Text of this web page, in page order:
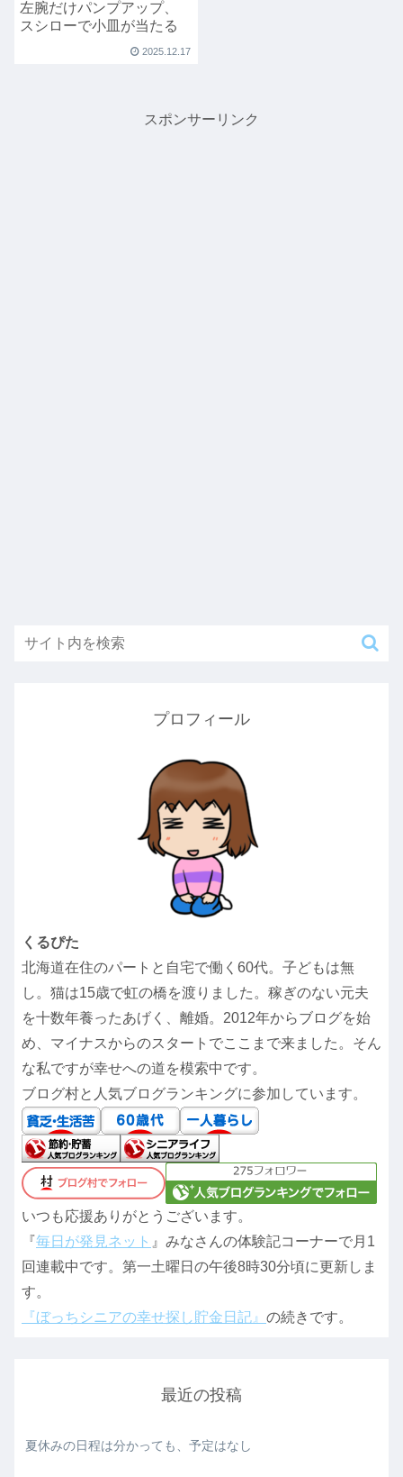
左腕だけパンプアップ、
スシローで小皿が当たる
2025.12.17
スポンサーリンク
プロフィール
くるぴた
北海道在住のパートと自宅で働く60代。子どもは無
し。猫は15歳で虹の橋を渡りました。稼ぎのない元夫
を十数年養ったあげく、離婚。2012年からブログを始
め、マイナスからのスタートでここまで来ました。そん
な私ですが幸せへの道を模索中です。
ブログ村と人気ブログランキングに参加しています。
いつも応援ありがとうございます。
『毎日が発見ネット 』みなさんの体験記コーナーで月1
回連載中です。第一土曜日の午後8時30分頃に更新しま
す。
『ぼっちシニアの幸せ探し貯金日記』 の続きです。
最近の投稿
夏休みの日程は分かっても、予定はなし